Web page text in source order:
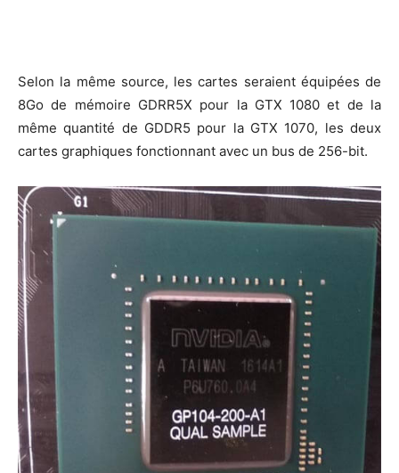
Selon la même source, les cartes seraient équipées de
8Go de mémoire GDRR5X pour la GTX 1080 et de la
même quantité de GDDR5 pour la GTX 1070, les deux
cartes graphiques fonctionnant avec un bus de 256-bit.